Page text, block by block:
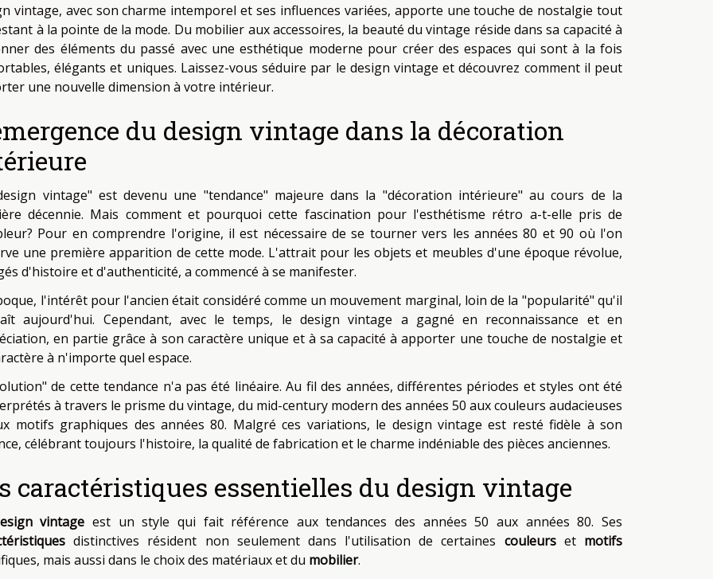
vintage, avec son charme intemporel et ses influences variées, apporte une touche de nostalgie tout
à la pointe de la mode. Du mobilier aux accessoires, la beauté du vintage réside dans sa capacité à
des éléments du passé avec une esthétique moderne pour créer des espaces qui sont à la fois
élégants et uniques. Laissez-vous séduire par le design vintage et découvrez comment il peut
une nouvelle dimension à votre intérieur.
du design vintage dans la décoration
vintage" est devenu une "tendance" majeure dans la "décoration intérieure" au cours de la
décennie. Mais comment et pourquoi cette fascination pour l'esthétisme rétro a-t-elle pris de
Pour en comprendre l'origine, il est nécessaire de se tourner vers les années 80 et 90 où l'on
une première apparition de cette mode. L'attrait pour les objets et meubles d'une époque révolue,
d'histoire et d'authenticité, a commencé à se manifester.
l'intérêt pour l'ancien était considéré comme un mouvement marginal, loin de la "popularité" qu'il
aujourd'hui. Cependant, avec le temps, le design vintage a gagné en reconnaissance et en
en partie grâce à son caractère unique et à sa capacité à apporter une touche de nostalgie et
à n'importe quel espace.
de cette tendance n'a pas été linéaire. Au fil des années, différentes périodes et styles ont été
à travers le prisme du vintage, du mid-century modern des années 50 aux couleurs audacieuses
motifs graphiques des années 80. Malgré ces variations, le design vintage est resté fidèle à son
célébrant toujours l'histoire, la qualité de fabrication et le charme indéniable des pièces anciennes.
caractéristiques essentielles du design vintage
vintage est un style qui fait référence aux tendances des années 50 aux années 80. Ses
distinctives résident non seulement dans l'utilisation de certaines couleurset motifs
mais aussi dans le choix des matériaux et du mobilier.